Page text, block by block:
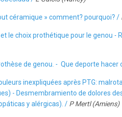
céramique » comment? pourquoi? /
le choix prothétique pour le genou -
de genou. - Que deporte hacer
inexpliquées après PTG:
- Desmembramiento de dolores
y alérgicas). / P Mertl (Amiens)